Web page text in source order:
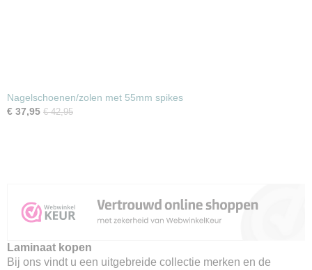
Nagelschoenen/zolen met 55mm spikes
€ 37,95 € 42,95
Laminaat kopen
Bij ons vindt u een uitgebreide collectie merken en de